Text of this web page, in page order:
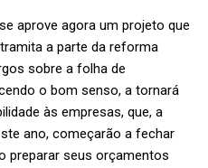
aprove agora um projeto que
a parte da reforma
sobre a folha de
o bom senso, a tornará
às empresas, que, a
ano, começarão a fechar
preparar seus orçamentos